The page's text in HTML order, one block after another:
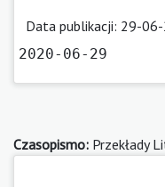
Data publikacji: 29-
2020-06-29
Czasopismo: Przekłady